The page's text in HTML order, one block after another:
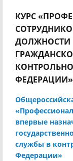
КУРС
ДОЛЖНОСТИ
ФЕДЕРАЦИИ»
впервые
службы в
Федерации»